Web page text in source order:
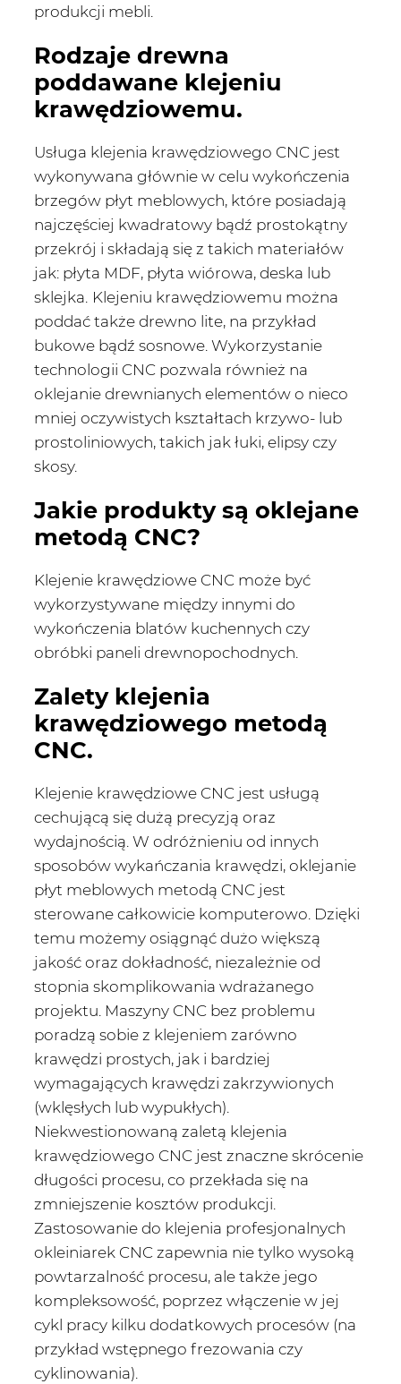
produkcji mebli.
Rodzaje drewna
poddawane klejeniu
krawędziowemu.
Usługa klejenia krawędziowego CNC jest
wykonywana głównie w celu wykończenia
brzegów płyt meblowych, które posiadają
najczęściej kwadratowy bądź prostokątny
przekrój i składają się z takich materiałów
jak: płyta MDF, płyta wiórowa, deska lub
sklejka. Klejeniu krawędziowemu można
poddać także drewno lite, na przykład
bukowe bądź sosnowe. Wykorzystanie
technologii CNC pozwala również na
oklejanie drewnianych elementów o nieco
mniej oczywistych kształtach krzywo- lub
prostoliniowych, takich jak łuki, elipsy czy
skosy.
Jakie produkty są oklejane
metodą CNC?
Klejenie krawędziowe CNC może być
wykorzystywane między innymi do
wykończenia blatów kuchennych czy
obróbki paneli drewnopochodnych.
Zalety klejenia
krawędziowego metodą
CNC.
Klejenie krawędziowe CNC jest usługą
cechującą się dużą precyzją oraz
wydajnością. W odróżnieniu od innych
sposobów wykańczania krawędzi, oklejanie
płyt meblowych metodą CNC jest
sterowane całkowicie komputerowo. Dzięki
temu możemy osiągnąć dużo większą
jakość oraz dokładność, niezależnie od
stopnia skomplikowania wdrażanego
projektu. Maszyny CNC bez problemu
poradzą sobie z klejeniem zarówno
krawędzi prostych, jak i bardziej
wymagających krawędzi zakrzywionych
(wklęsłych lub wypukłych).
Niekwestionowaną zaletą klejenia
krawędziowego CNC jest znaczne skrócenie
długości procesu, co przekłada się na
zmniejszenie kosztów produkcji.
Zastosowanie do klejenia profesjonalnych
okleiniarek CNC zapewnia nie tylko wysoką
powtarzalność procesu, ale także jego
kompleksowość, poprzez włączenie w jej
cykl pracy kilku dodatkowych procesów (na
przykład wstępnego frezowania czy
cyklinowania).